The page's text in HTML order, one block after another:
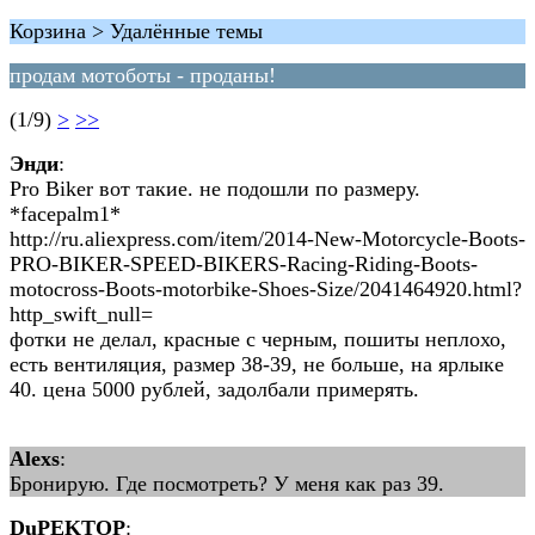
Корзина > Удалённые темы
продам мотоботы - проданы!
(1/9) > >>
Энди:
Pro Biker вот такие. не подошли по размеру.
*facepalm1*
http://ru.aliexpress.com/item/2014-New-Motorcycle-Boots-
PRO-BIKER-SPEED-BIKERS-Racing-Riding-Boots-
motocross-Boots-motorbike-Shoes-Size/2041464920.html?
http_swift_null=
фотки не делал, красные с черным, пошиты неплохо,
есть вентиляция, размер 38-39, не больше, на ярлыке
40. цена 5000 рублей, задолбали примерять.
Alexs:
Бронирую. Где посмотреть? У меня как раз 39.
DuPEKTOP: